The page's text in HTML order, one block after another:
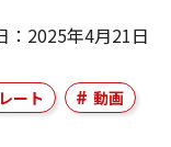
：2025年4月21日
ート
動画